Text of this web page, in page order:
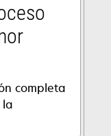
completa
la